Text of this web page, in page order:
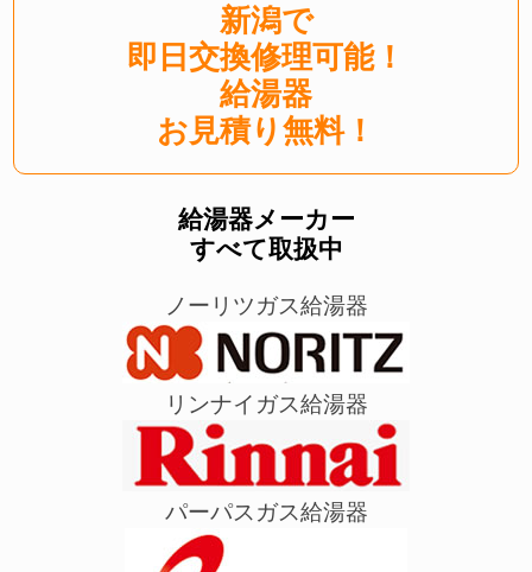
新潟で
即日交換修理可能！
給湯器
お見積り無料！
給湯器メーカー
すべて取扱中
ノーリツガス給湯器
リンナイガス給湯器
パーパスガス給湯器